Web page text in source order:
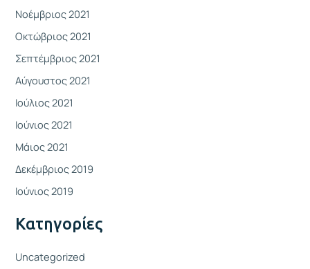
Νοέμβριος 2021
Οκτώβριος 2021
Σεπτέμβριος 2021
Αύγουστος 2021
Ιούλιος 2021
Ιούνιος 2021
Μάιος 2021
Δεκέμβριος 2019
Ιούνιος 2019
Kατηγορίες
Uncategorized